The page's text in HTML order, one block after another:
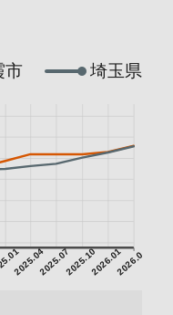
市 埼玉県
2025.042025.072025.102026.012026.04